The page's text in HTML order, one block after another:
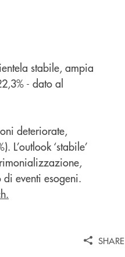
stabile, ampia
- dato al
deteriorate,
L’outlook ‘stabile’
di eventi esogeni.
SHARE